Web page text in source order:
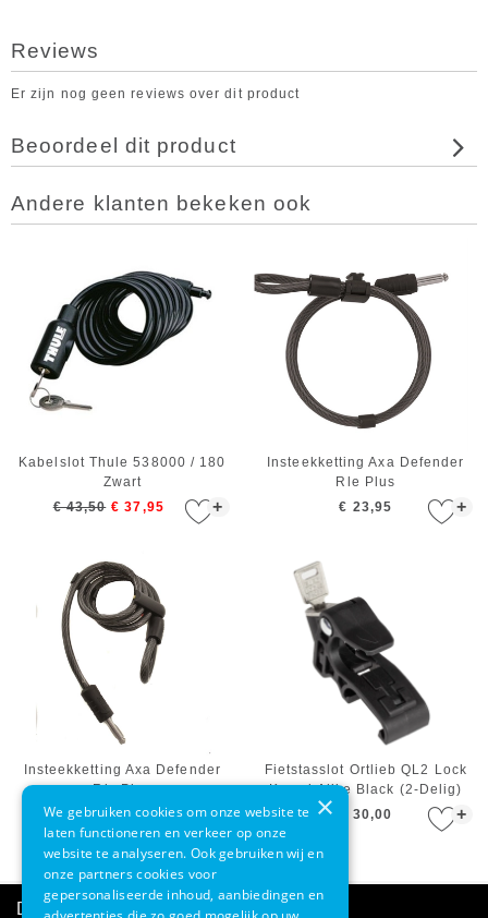
Reviews
Er zijn nog geen reviews over dit product
Beoordeel dit product
Andere klanten bekeken ook
+
Kabelslot Thule 538000 / 180
Zwart
€ 43,50 € 37,95 +
Insteekketting Axa Defender
Rle Plus
€ 23,95
+
Insteekketting Axa Defender
Rls Plus
€ 17,95
+
Fietstasslot Ortlieb QL2 Lock
Keyed Alike Black (2-Delig)
€ 30,00
Direct advies
×
We gebruiken cookies om onze website te
laten functioneren en verkeer op onze
website te analyseren. Ook gebruiken wij en
onze partners cookies voor
gepersonaliseerde inhoud, aanbiedingen en